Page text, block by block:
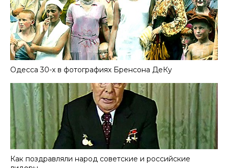
Одесса 30-х в фотографиях Бренсона ДеКу
Как поздравляли народ советские и российские